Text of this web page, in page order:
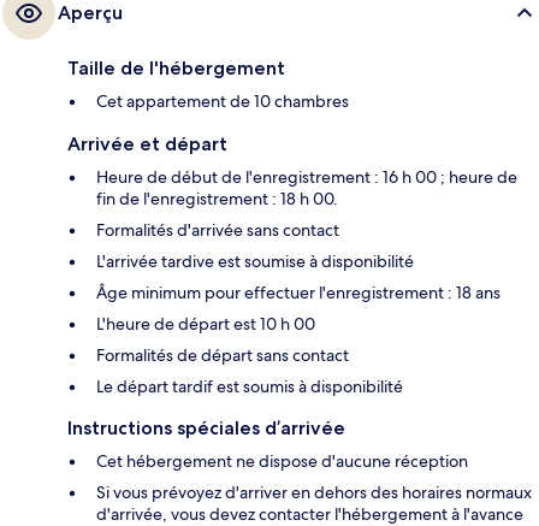
Aperçu
Taille de l'hébergement
Cet appartement de 10 chambres
Arrivée et départ
Heure de début de l'enregistrement : 16 h 00 ; heure de
fin de l'enregistrement : 18 h 00.
Formalités d'arrivée sans contact
L'arrivée tardive est soumise à disponibilité
Âge minimum pour effectuer l'enregistrement : 18 ans
L'heure de départ est 10 h 00
Formalités de départ sans contact
Le départ tardif est soumis à disponibilité
Instructions spéciales d’arrivée
Cet hébergement ne dispose d'aucune réception
Si vous prévoyez d'arriver en dehors des horaires normaux
d'arrivée, vous devez contacter l'hébergement à l'avance